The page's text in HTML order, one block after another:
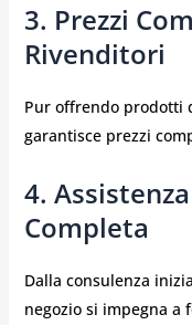
3. Prezzi
Rivenditori
Pur offrendo prodotti
garantisce prezzi
4.
Completa
Dalla consulenza
negozio si impegna a